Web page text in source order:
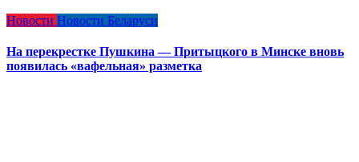
Новости Новости Беларуси
На перекрестке Пушкина — Притыцкого в Минске вновь
появилась «вафельная» разметка